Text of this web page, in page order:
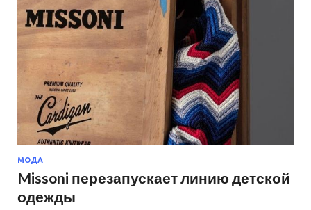
МОДА
Missoni перезапускает линию детской
одежды